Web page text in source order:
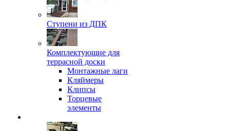
Ступени из ДПК
Комплектующие для
террасной доски
Монтажные лаги
Кляймеры
Клипсы
Торцевые
элементы